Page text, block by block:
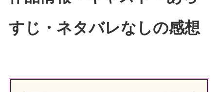
すじ・ネタバレなしの感想